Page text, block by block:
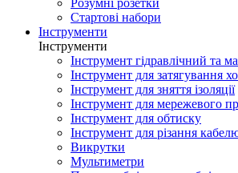
Розумні розетки
Стартові набори
Інструменти
Інструменти
Інструмент гідравлічний та
Інструмент для затягування
Інструмент для зняття ізоляції
Інструмент для мережевого
Інструмент для обтиску
Інструмент для різання
Викрутки
Мультиметри